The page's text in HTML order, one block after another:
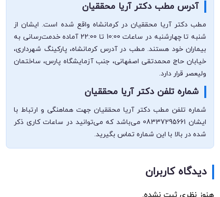
آدرس مطب دکتر آریا محققیان
مطب دکتر آریا محققیان در کرمانشاه واقع شده است. ایشان از
شنبه تا چهارشنبه در ساعات 10:00 تا 22:00 آماده خدمت‌رسانی به
بیماران خود هستند. مطب در آدرس کرمانشاه، پارکینگ شهرداری،
خیابان حاج محمدتقی اصفهانی، جنب آزمایشگاه پارس، ساختمان
ولیعصر قرار دارد.
شماره تلفن دکتر آریا محققیان
شماره تلفن مطب دکتر آریا محققیان جهت هماهنگی و ارتباط با
ایشان 08337295661 می‌باشد که می‌توانید در ساعات کاری ذکر
شده در بالا با این شماره تماس بگیرید.
دیدگاه کاربران